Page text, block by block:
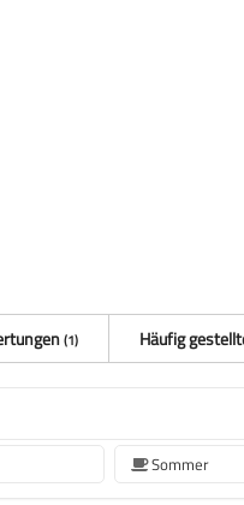
1 Häufig
Sommer